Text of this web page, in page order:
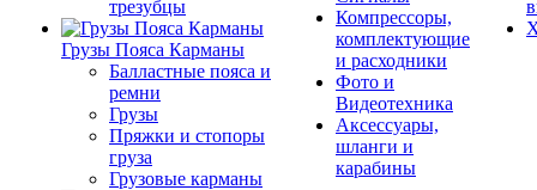
трезубцы
Грузы Пояса Карманы
Балластные пояса и
ремни
Грузы
Пряжки и стопоры
груза
Грузовые карманы
Компрессоры,
комплектующие
и расходники
Фото и
Видеотехника
Аксессуары,
шланги и
карабины